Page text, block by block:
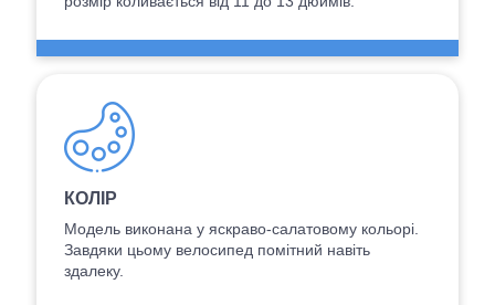
КОЛІР
Модель виконана у яскраво-салатовому кольорі.
Завдяки цьому велосипед помітний навіть
здалеку.